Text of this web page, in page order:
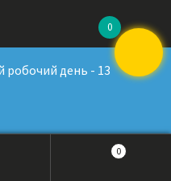
робочий день - 13
Krinitsa
0
0